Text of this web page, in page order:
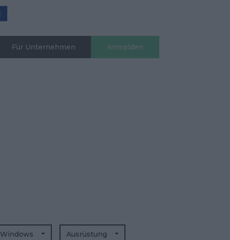
Für Unternehmen Anmelden
Windows Ausrüstung